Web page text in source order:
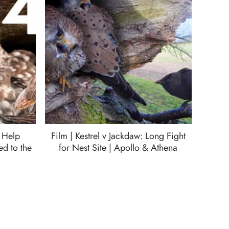
to the
Film | Kestrel v Jackdaw: Long Fight
for Nest Site | Apollo & Athena